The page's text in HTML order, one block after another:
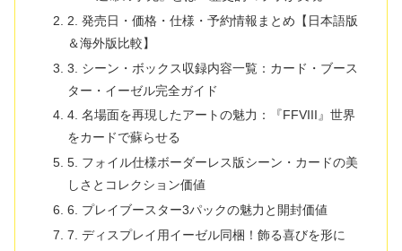
2. 発売日・価格・仕様・予約情報まとめ【日本語版
＆海外版比較】
3. シーン・ボックス収録内容一覧：カード・ブース
ター・イーゼル完全ガイド
4. 名場面を再現したアートの魅力：『FFVIII』世界
をカードで蘇らせる
5. フォイル仕様ボーダーレス版シーン・カードの美
しさとコレクション価値
6. プレイブースター3パックの魅力と開封価値
7. ディスプレイ用イーゼル同梱！飾る喜びを形に